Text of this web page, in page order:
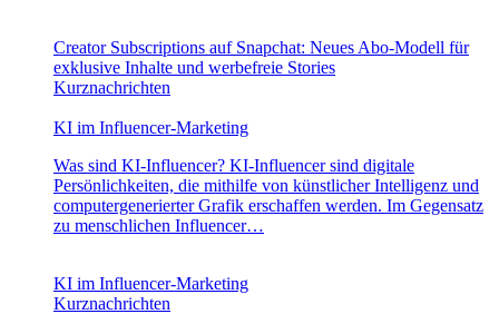
Creator Subscriptions auf Snapchat: Neues Abo-Modell für
exklusive Inhalte und werbefreie Stories
Kurznachrichten
KI im Influencer-Marketing
Was sind KI-Influencer? KI-Influencer sind digitale
Persönlichkeiten, die mithilfe von künstlicher Intelligenz und
computergenerierter Grafik erschaffen werden. Im Gegensatz
zu menschlichen Influencer…
KI im Influencer-Marketing
Kurznachrichten